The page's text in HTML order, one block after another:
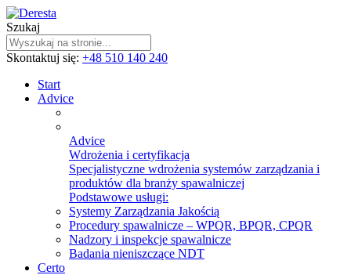
Szukaj
Skontaktuj się: +48 510 140 240
Start
Advice
Advice
Wdrożenia i certyfikacja
Specjalistyczne wdrożenia systemów zarządzania i
produktów dla branży spawalniczej
Podstawowe usługi:
Systemy Zarządzania Jakością
Procedury spawalnicze – WPQR, BPQR, CPQR
Nadzory i inspekcje spawalnicze
Badania nieniszczące NDT
Certo